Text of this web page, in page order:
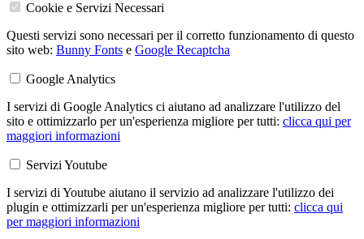
Cookie e Servizi Necessari
Questi servizi sono necessari per il corretto funzionamento di questo
sito web: Bunny Fonts e Google Recaptcha
Google Analytics
I servizi di Google Analytics ci aiutano ad analizzare l'utilizzo del
sito e ottimizzarlo per un'esperienza migliore per tutti: clicca qui per
maggiori informazioni
Servizi Youtube
I servizi di Youtube aiutano il servizio ad analizzare l'utilizzo dei
plugin e ottimizzarli per un'esperienza migliore per tutti: clicca qui
per maggiori informazioni